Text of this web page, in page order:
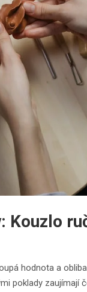
Kouzlo
hodnota a
poklady zaujímají